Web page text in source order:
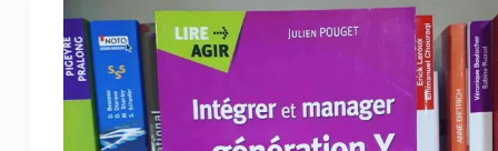
et
organisations